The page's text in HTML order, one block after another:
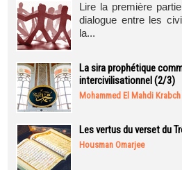
Lire la première
dialogue entre les
la...
La sira prophétique
intercivilisationnel (2/3)
Mohammed El Mahdi Krabch
Les vertus du verset du
Housman Omarjee